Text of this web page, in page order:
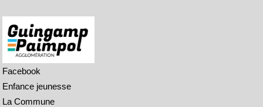
Facebook
Enfance jeunesse
La Commune